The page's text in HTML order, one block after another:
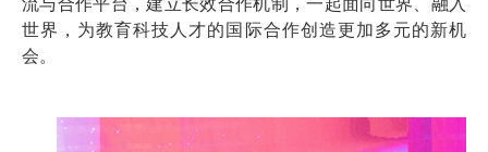
世界，为教育科技人才的国际合作创造更加多元的新机
会。